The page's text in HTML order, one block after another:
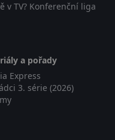
v TV? Konferenční liga
a pořady
Express
3. série (2026)